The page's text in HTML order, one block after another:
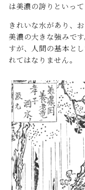
は美濃の誇りといって
きれいな水があり、
美濃の大きな強みで
すが、人間の基本と
れてはなりません。